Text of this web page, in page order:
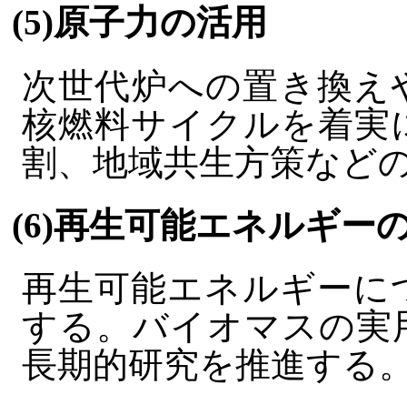
(5)原子力の活用
次世代炉への置き換
核燃料サイクルを着実
割、地域共生方策など
(6)再生可能エネルギー
再生可能エネルギーに
する。バイオマスの実
長期的研究を推進する